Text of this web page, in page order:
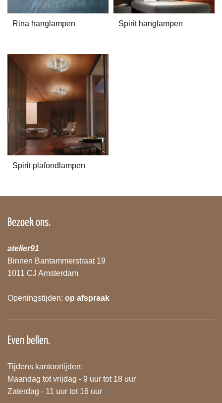
Rina hanglampen Spirit hanglampen
Spirit plafondlampen
Bezoek ons.
atelier91
Binnen Bantammerstraat 19
1011 CJ Amsterdam
Openingstijden: op afspraak
Even bellen.
Tijdens kantoortijden:
Maandag tot vrijdag - 9 uur tot 18 uur
Zaterdag - 11 uur tot 16 uur